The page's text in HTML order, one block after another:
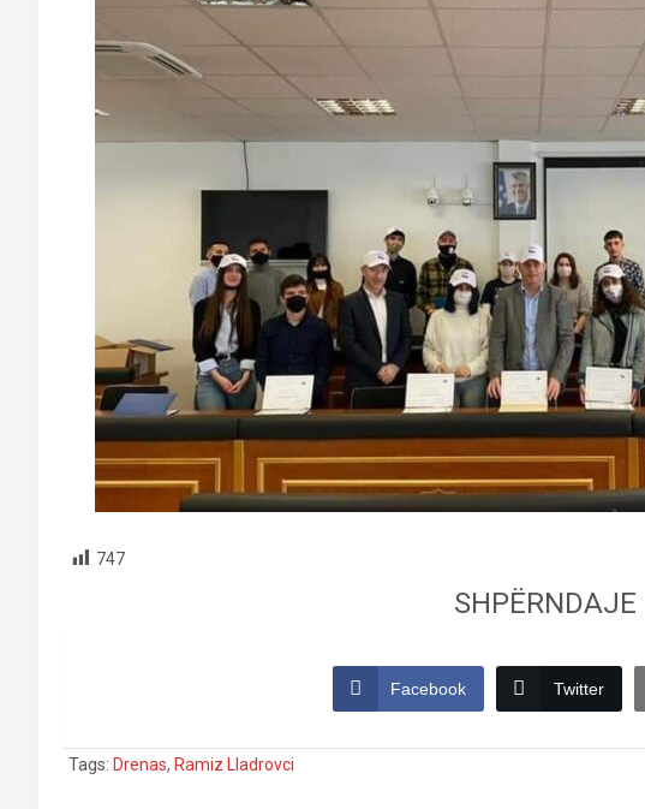
747
SHPËRNDAJE
Facebook Twitter
Tags: Drenas, Ramiz Lladrovci